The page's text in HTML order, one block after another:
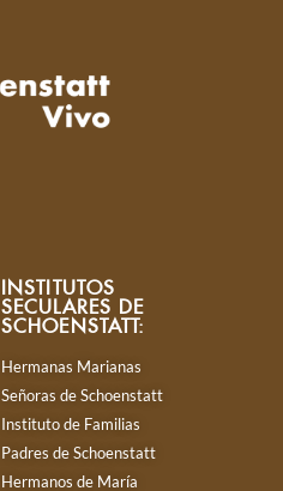
INSTITUTOS
SECULARES DE
SCHOENSTATT:
Hermanas Marianas
Señoras de Schoenstatt
Instituto de Familias
Padres de Schoenstatt
Hermanos de María